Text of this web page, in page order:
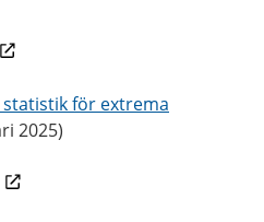
statistik för extrema
2025)